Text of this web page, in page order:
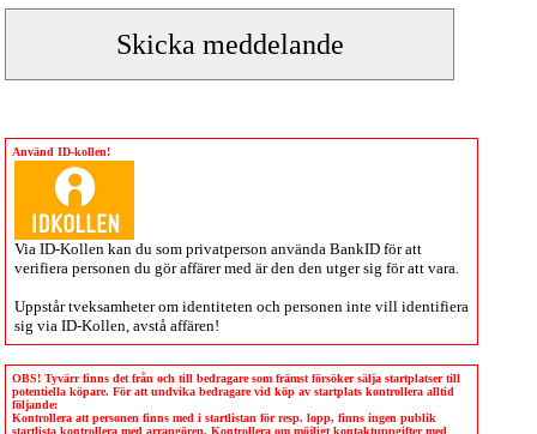
Använd ID-kollen!
Via ID-Kollen kan du som privatperson använda BankID för att
verifiera personen du gör affärer med är den den utger sig för att vara.
Uppstår tveksamheter om identiteten och personen inte vill identifiera
sig via ID-Kollen , avstå affären!
OBS! Tyvärr finns det från och till bedragare som främst försöker sälja startplatser till
potentiella köpare. För att undvika bedragare vid köp av startplats kontrollera alltid
följande:
Kontrollera att personen finns med i startlistan för resp. lopp, finns ingen publik
startlista kontrollera med arrangören. Kontrollera om möjligt kontaktuppgifter med